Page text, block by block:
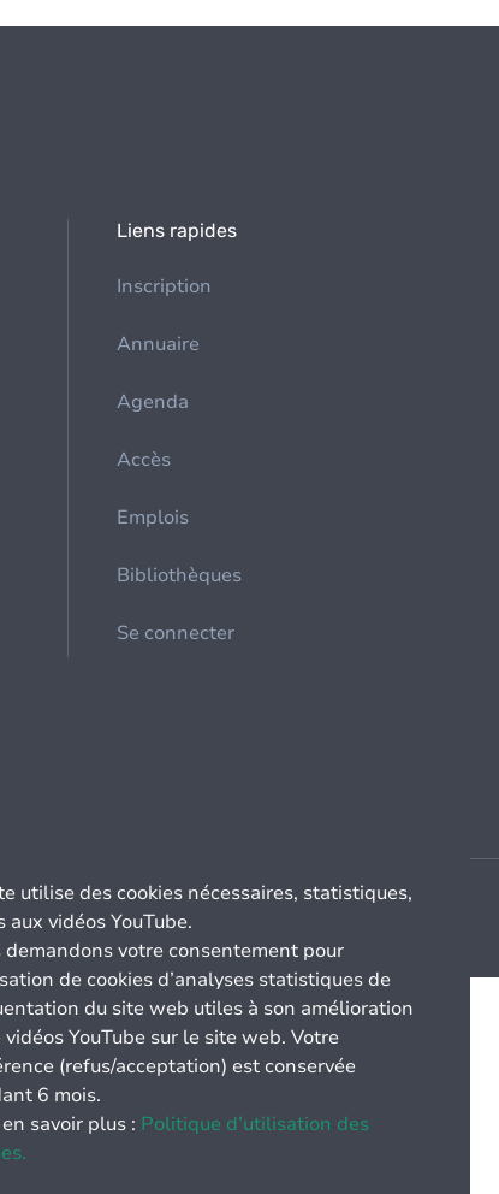
Liens rapides
Inscription
Annuaire
Agenda
Accès
Emplois
Bibliothèques
Se connecter
utilise des cookies nécessaires, statistiques,
aux vidéos YouTube.
demandons votre consentement pour
de cookies d’analyses statistiques de
du site web utiles à son amélioration
vidéos YouTube sur le site web. Votre
(refus/acceptation) est conservée
6 mois.
savoir plus : Politique d’utilisation des